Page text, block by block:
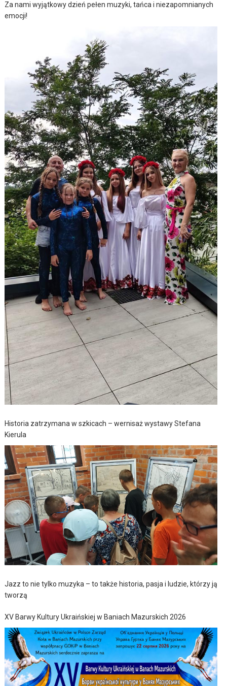
Za nami wyjątkowy dzień pełen muzyki, tańca i niezapomnianych
emocji!
Historia zatrzymana w szkicach – wernisaż wystawy Stefana
Kierula
Jazz to nie tylko muzyka – to także historia, pasja i ludzie, którzy ją
tworzą
XV Barwy Kultury Ukraińskiej w Baniach Mazurskich 2026